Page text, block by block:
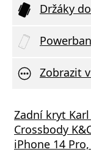
Držáky
Zobrazit
Zadní kryt
Crossbody
iPhone 14